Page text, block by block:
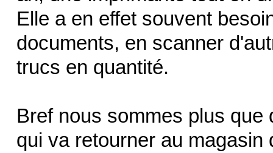
Elle a en effet souvent
documents, en scanner
trucs en quantité.
Bref nous sommes plus
qui va retourner au magasin